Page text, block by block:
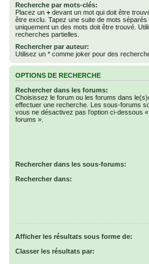
Recherche par mots-clés:
Placez un + devant un mot qui doit être
être exclu. Tapez une suite de mots séparés
uniquement un des mots doit être trouvé.
recherches partielles.
Rechercher par auteur:
Utilisez un * comme joker pour des
OPTIONS DE RECHERCHE
Rechercher dans les forums:
Choisissez le forum ou les forums dans
effectuer une recherche. Les sous-forums
vous ne désactivez pas l’option ci-dessous
forums ».
Rechercher dans les sous-forums:
Rechercher dans:
Afficher les résultats sous forme de:
Classer les résultats par: